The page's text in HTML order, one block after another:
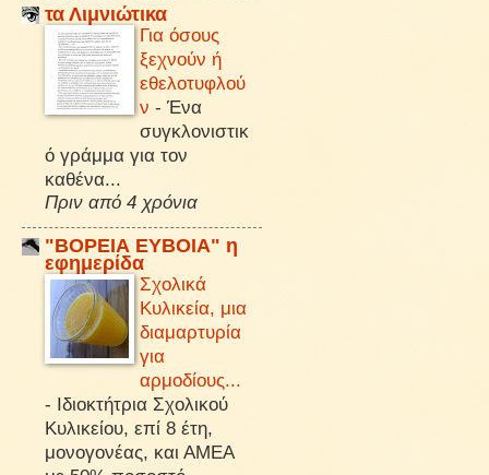
τα Λιμνιώτικα
Για όσους
ξεχνούν ή
εθελοτυφλού
ν - Ένα
συγκλονιστικ
ό γράμμα για τον
καθένα...
Πριν από 4 χρόνια
"ΒΟΡΕΙΑ ΕΥΒΟΙΑ" η
εφημερίδα
Σχολικά
Κυλικεία, μια
διαμαρτυρία
για
αρμοδίους...
- Ιδιοκτήτρια Σχολικού
Κυλικείου, επί 8 έτη,
μονογονέας, και ΑΜΕΑ